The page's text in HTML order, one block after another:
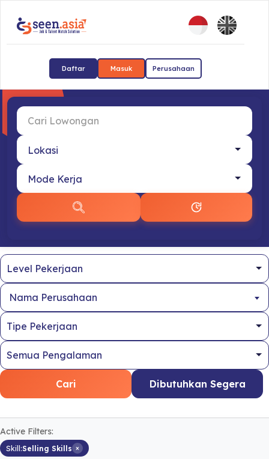
Daftar Masuk Perusahaan
Nama Perusahaan
Cari Dibutuhkan Segera
Active Filters:
Skill:Selling Skills ×